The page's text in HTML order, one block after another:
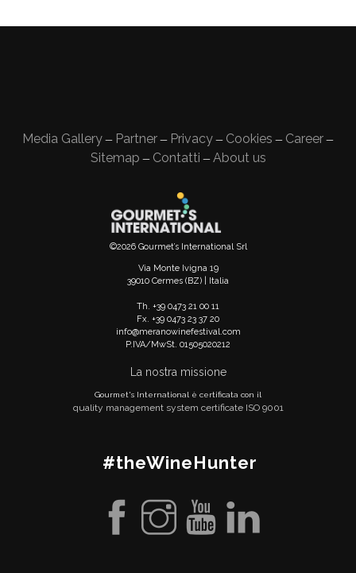
Media Gallery — Partner — Privacy — Cookies — Career —
Sitemap — Contatti — About us
©2026 Gourmet’s International Srl
Via Monte Ivigna 19
39010 Cermes (BZ) | Italia
Th. +39 0473 21 00 11
Fx. +39 0473 23 37 20
info@meranowinefestival.com
P.IVA/MwSt. 01505020212
La nostra missione
Gourmet's International è certificata con il
quality management system certificate ISO 9001
#theWineHunter